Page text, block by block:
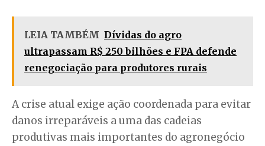
LEIA TAMBÉM Dívidas do agro
ultrapassam R$ 250 bilhões e FPA defende
renegociação para produtores rurais
A crise atual exige ação coordenada para evitar
danos irreparáveis a uma das cadeias
produtivas mais importantes do agronegócio